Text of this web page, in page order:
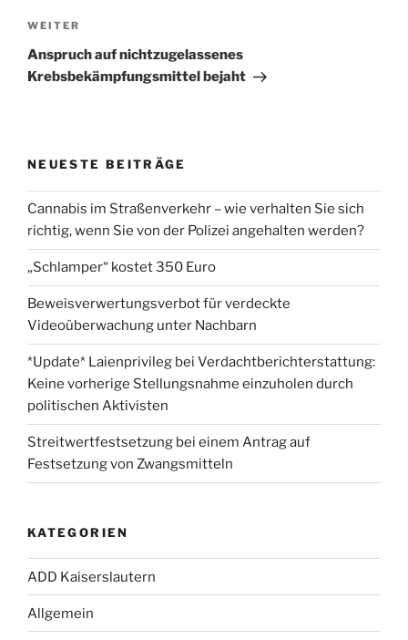
Nächster
Beitrag
WEITER
Anspruch auf nichtzugelassenes
Krebsbekämpfungsmittel bejaht
NEUESTE BEITRÄGE
Cannabis im Straßenverkehr – wie verhalten Sie sich
richtig, wenn Sie von der Polizei angehalten werden?
„Schlamper“ kostet 350 Euro
Beweisverwertungsverbot für verdeckte
Videoüberwachung unter Nachbarn
*Update* Laienprivileg bei Verdachtberichterstattung:
Keine vorherige Stellungsnahme einzuholen durch
politischen Aktivisten
Streitwertfestsetzung bei einem Antrag auf
Festsetzung von Zwangsmitteln
KATEGORIEN
ADD Kaiserslautern
Allgemein